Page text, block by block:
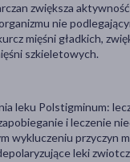
zwiększa
nie
mięśni gładkich,
szkieletowych.
leku Polstigminum:
i leczenie
wykluczeniu
leki